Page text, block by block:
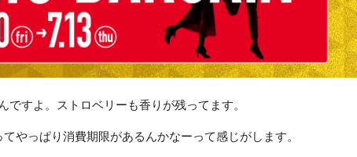
ですよ。ストロベリーも香りが残ってます。
やっぱり消費期限があるんかなーって感じがします。